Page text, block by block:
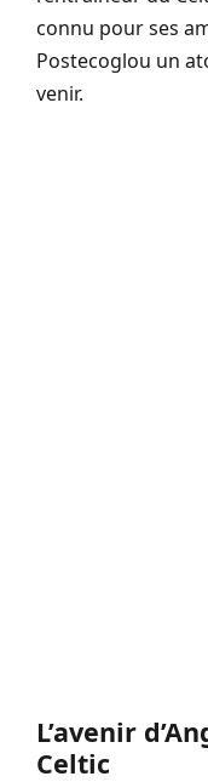
connu pour ses
Postecoglou un
venir.
L’avenir
Celtic